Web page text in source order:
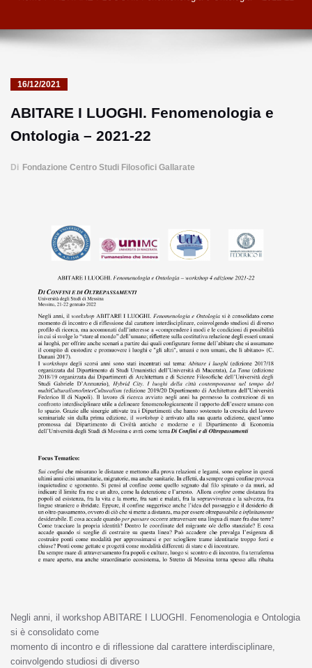
16/12/2021
ABITARE I LUOGHI. Fenomenologia e
Ontologia – 2021-22
Di Fondazione Centro Studi Filosofici Gallarate
Negli anni, il workshop ABITARE I LUOGHI. Fenomenologia e Ontologia
si è consolidato come
momento di incontro e di riflessione dal carattere interdisciplinare,
coinvolgendo studiosi di diverso